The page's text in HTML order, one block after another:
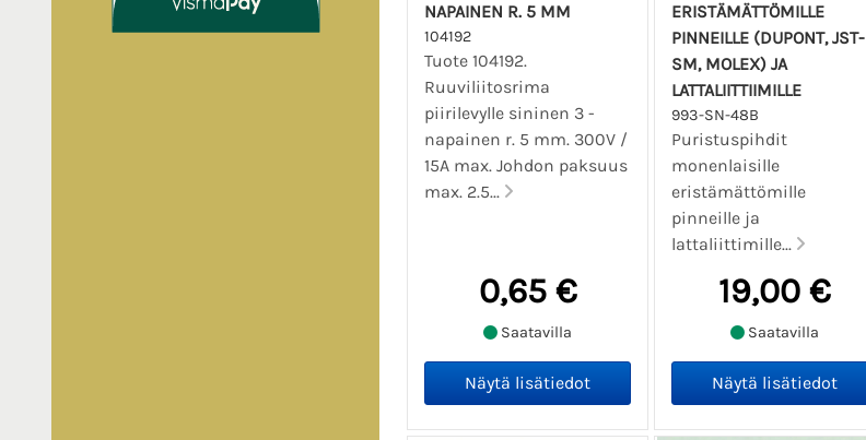
NAPAINEN R. 5 MM
104192
Tuote 104192.
Ruuviliitosrima
piirilevylle sininen 3 -
napainen r. 5 mm. 300V /
15A max. Johdon paksuus
max. 2.5...
0,65 €
Saatavilla
ERISTÄMÄTTÖMILLE
PINNEILLE (DUPONT, JST-
SM, MOLEX) JA
LATTALIITTIIMILLE
993-SN-48B
Puristuspihdit
monenlaisille
eristämättömille
pinneille ja
lattaliittimille...
19,00 €
Saatavilla